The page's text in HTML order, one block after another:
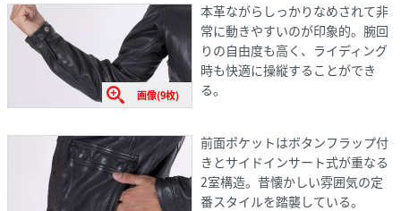
画像(9枚)
本革ながらしっかりなめされて非
常に動きやすいのが印象的。腕回
りの自由度も高く、ライディング
時も快適に操縦することができ
る。
前面ポケットはボタンフラップ付
きとサイドインサート式が重なる
2室構造。昔懐かしい雰囲気の定
番スタイルを踏襲している。